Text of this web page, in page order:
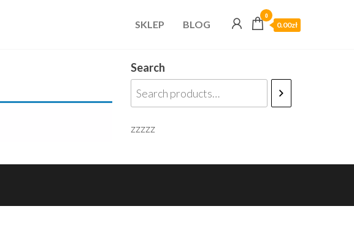
SKLEP BLOG
0
0.00zł
Search
zzzzz